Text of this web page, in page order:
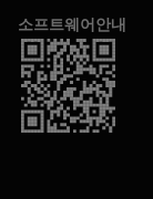
소프트웨어안내